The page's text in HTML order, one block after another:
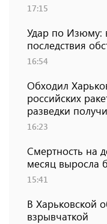
17:15
Удар по Изюму:
последствия
16:54
Обходил
российских
разведки
16:23
Смертность на
месяц выросла
15:41
В Харьковской
взрывчаткой